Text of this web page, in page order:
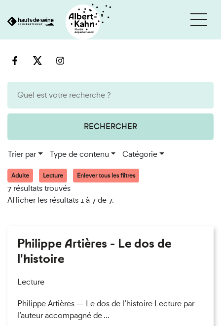
au
RECHERCHER
Trier par Type de contenu Catégorie
Adulte Lecture Enlever tous les filtres
7 résultats trouvés
Afficher les résultats 1 à 7 de 7.
Philippe Artières - Le dos de
l'histoire
Lecture
Philippe Artières — Le dos de l’histoire Lecture par
l’auteur accompagné de ...
Cookies et traceurs utilisés sur ce site